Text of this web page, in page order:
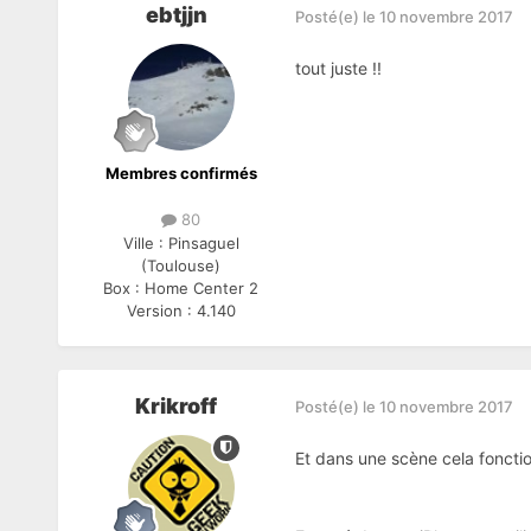
ebtjjn
Membres confirmés
80
Ville : Pinsaguel
(Toulouse)
Box : Home Center 2
Version : 4.140
Posté(e) le 10 novembre 2017
tout juste !!
Krikroff Posté(e) le 10 novembre 2017
Et dans une scène cela